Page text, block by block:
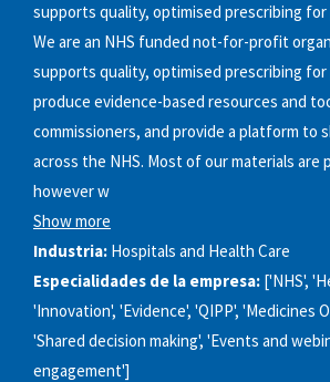
supports quality, optimised prescribing
We are an NHS funded not-for-profit
supports quality, optimised prescribing for
produce evidence-based resources and
commissioners, and provide a platform to
across the NHS. Most of our materials are
however w
Show more
Industria: Hospitals and Health Care
Especialidades de la empresa: ['NHS',
'Innovation', 'Evidence', 'QIPP', 'Medicines
'Shared decision making', 'Events and
engagement']